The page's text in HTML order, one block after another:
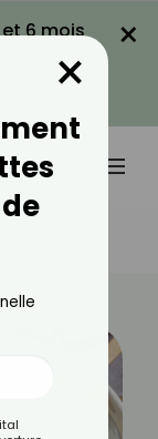
et 6 mois
×
×